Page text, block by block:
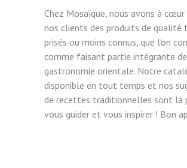
Chez Mosaïque, nous avons à cœur
nos clients des produits de qualité
prisés ou moins connus, que l’on
comme faisant partie intégrante
gastronomie orientale. Notre
disponible en tout temps et nos
de recettes traditionnelles sont là
vous guider et vous inspirer ! Bon